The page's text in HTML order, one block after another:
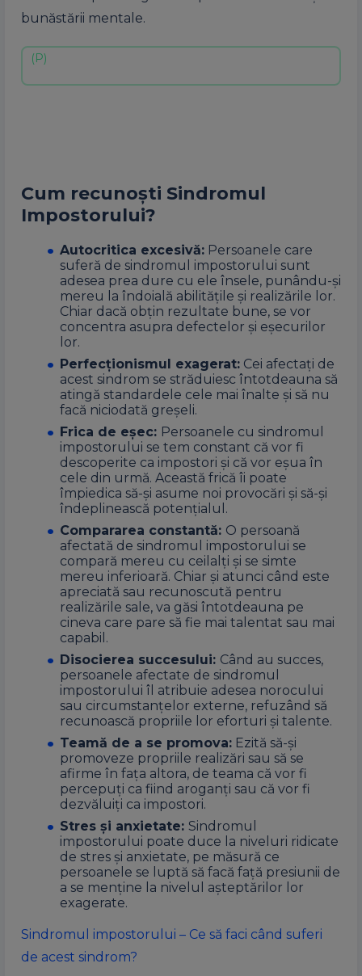
bunăstării mentale.
Cum recunoști Sindromul
Impostorului?
Autocritica excesivă: Persoanele care
suferă de sindromul impostorului sunt
adesea prea dure cu ele însele, punându-și
mereu la îndoială abilitățile și realizările lor.
Chiar dacă obțin rezultate bune, se vor
concentra asupra defectelor și eșecurilor
lor.
Perfecționismul exagerat: Cei afectați de
acest sindrom se străduiesc întotdeauna să
atingă standardele cele mai înalte și să nu
facă niciodată greșeli.
Frica de eșec: Persoanele cu sindromul
impostorului se tem constant că vor fi
descoperite ca impostori și că vor eșua în
cele din urmă. Această frică îi poate
împiedica să-și asume noi provocări și să-și
îndeplinească potențialul.
Compararea constantă: O persoană
afectată de sindromul impostorului se
compară mereu cu ceilalți și se simte
mereu inferioară. Chiar și atunci când este
apreciată sau recunoscută pentru
realizările sale, va găsi întotdeauna pe
cineva care pare să fie mai talentat sau mai
capabil.
Disocierea succesului: Când au succes,
persoanele afectate de sindromul
impostorului îl atribuie adesea norocului
sau circumstanțelor externe, refuzând să
recunoască propriile lor eforturi și talente.
Teamă de a se promova: Ezită să-și
promoveze propriile realizări sau să se
afirme în fața altora, de teama că vor fi
percepuți ca fiind aroganți sau că vor fi
dezvăluiți ca impostori.
Stres și anxietate: Sindromul
impostorului poate duce la niveluri ridicate
de stres și anxietate, pe măsură ce
persoanele se luptă să facă față presiunii de
a se menține la nivelul așteptărilor lor
exagerate.
Sindromul impostorului – Ce să faci când suferi
de acest sindrom?